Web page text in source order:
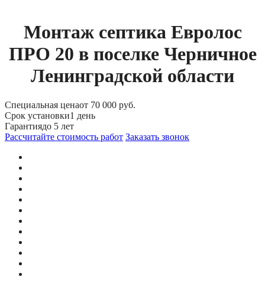
Монтаж септика Евролос
ПРО 20 в поселке Черничное
Ленинградской области
Специальная ценаот 70 000 руб.
Срок установки1 день
Гарантиядо 5 лет
Рассчитайте стоимость работ Заказать звонок